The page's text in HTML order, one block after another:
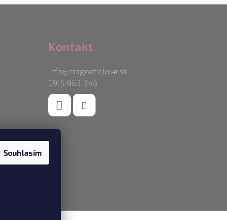
Souhlasím
Kontakt
info@magneticlove.sk
0915 983 346